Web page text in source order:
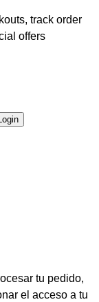
track order
offers
tu pedido,
el acceso a tu